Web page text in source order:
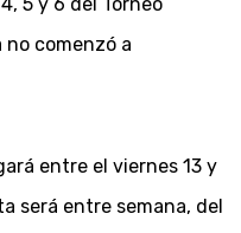
comenzó a
entre el viernes 13 y
será entre semana, del